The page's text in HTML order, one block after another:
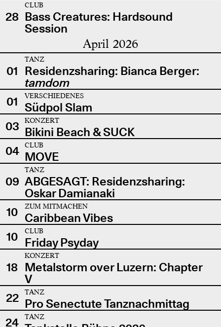
28
CLUB
Bass Creatures: Hardsound
Session
April 2026
01
TANZ
Residenzsharing: Bianca Berger:
tamdom
01
VERSCHIEDENES
Südpol Slam
03
KONZERT
Bikini Beach & SUCK
04
CLUB
MOVE
09
TANZ
ABGESAGT: Residenzsharing:
Oskar Damianaki
10
ZUM MITMACHEN
Caribbean Vibes
10
CLUB
Friday Psyday
18
KONZERT
Metalstorm over Luzern: Chapter
V
22
TANZ
Pro Senectute Tanznachmittag
24
TANZ